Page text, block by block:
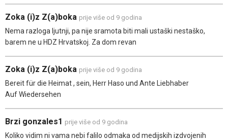
Zoka (i)z Z(a)boka prije više od 9 godina
Nema razloga ljutnji, pa nije sramota biti mali ustaški nestaško,
barem ne u HDZ Hrvatskoj. Za dom revan
Zoka (i)z Z(a)boka prije više od 9 godina
Bereit für die Heimat , sein, Herr Haso und Ante Liebhaber
Auf Wiedersehen
Brzi gonzales1 prije više od 9 godina
Koliko vidim ni vama nebi falilo odmaka od medijskih izdvojenih